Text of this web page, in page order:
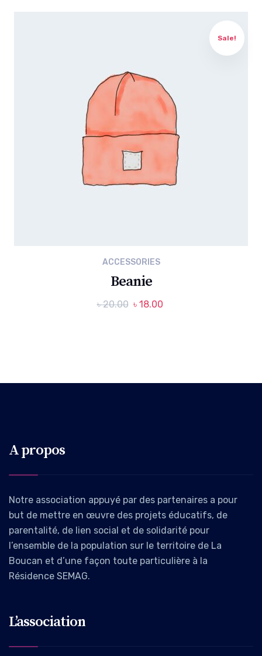
Sale!
ACCESSORIES
Beanie
৳20.00 ৳ 18.00
A propos
Notre association appuyé par des partenaires a pour
but de mettre en œuvre des projets éducatifs, de
parentalité, de lien social et de solidarité pour
l’ensemble de la population sur le territoire de La
Boucan et d’une façon toute particulière à la
Résidence SEMAG.
L’association